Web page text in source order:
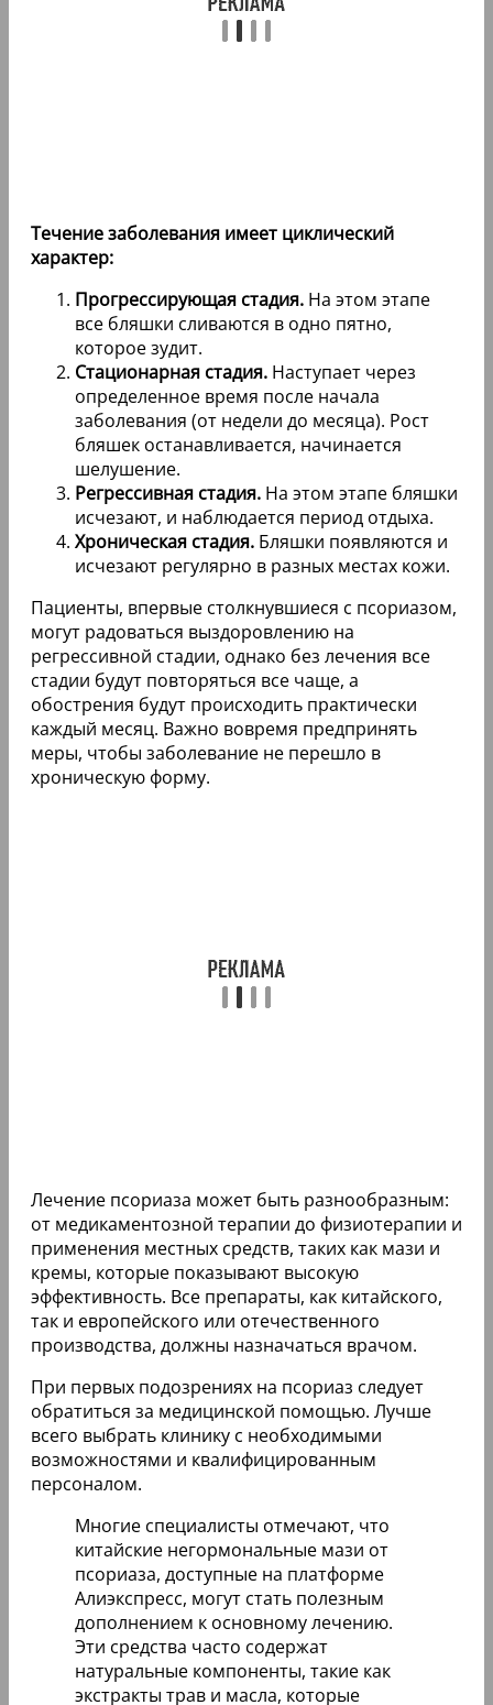
Течение заболевания имеет циклический
характер:
Прогрессирующая стадия. На этом этапе
все бляшки сливаются в одно пятно,
которое зудит.
Стационарная стадия. Наступает через
определенное время после начала
заболевания (от недели до месяца). Рост
бляшек останавливается, начинается
шелушение.
Регрессивная стадия. На этом этапе бляшки
исчезают, и наблюдается период отдыха.
Хроническая стадия. Бляшки появляются и
исчезают регулярно в разных местах кожи.
Пациенты, впервые столкнувшиеся с псориазом,
могут радоваться выздоровлению на
регрессивной стадии, однако без лечения все
стадии будут повторяться все чаще, а
обострения будут происходить практически
каждый месяц. Важно вовремя предпринять
меры, чтобы заболевание не перешло в
хроническую форму.
Лечение псориаза может быть разнообразным:
от медикаментозной терапии до физиотерапии и
применения местных средств, таких как мази и
кремы, которые показывают высокую
эффективность. Все препараты, как китайского,
так и европейского или отечественного
производства, должны назначаться врачом.
При первых подозрениях на псориаз следует
обратиться за медицинской помощью. Лучше
всего выбрать клинику с необходимыми
возможностями и квалифицированным
персоналом.
Многие специалисты отмечают, что
китайские негормональные мази от
псориаза, доступные на платформе
Алиэкспресс, могут стать полезным
дополнением к основному лечению.
Эти средства часто содержат
натуральные компоненты, такие как
экстракты трав и масла, которые